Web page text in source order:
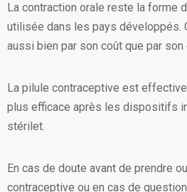
La contraction orale reste la forme
utilisée dans les pays développés.
aussi bien par son coût que par son
La pilule contraceptive est
plus efficace après les dispositifs
stérilet.
En cas de doute avant de prendre
contraceptive ou en cas de